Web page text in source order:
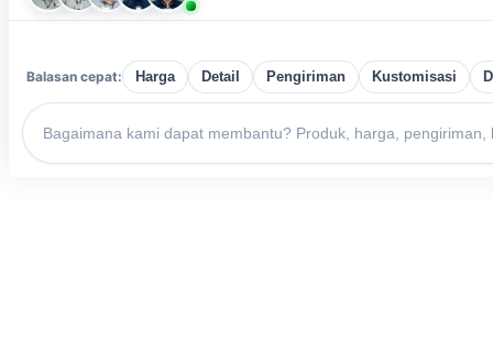
Balasan cepat: Harga Detail Pengiriman Kustomisasi